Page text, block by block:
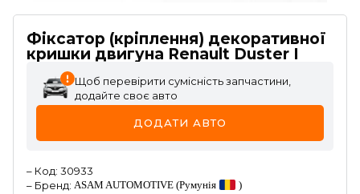
Фіксатор (кріплення) декоративної
кришки двигуна Renault Duster I
Щоб перевірити сумісність запчастини,
додайте своє авто
ДОДАТИ АВТО
– Код: 30933
– Бренд: ASAM AUTOMOTIVE (Румунія )